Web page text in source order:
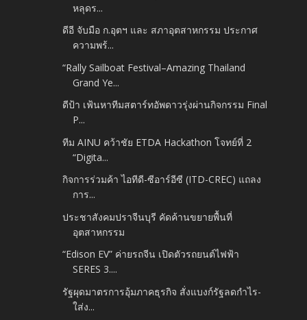
หลุดร...
ดีอี จับมือ ก.อุตฯ และ สภาอุตสาหกรรม ประกาศ
ความพร้...
“Rally Sailboat Festival–Amazing Thailand
Grand Ye...
ดีป้า เฟ้นหาทีมสตาร์ทอัพดาวรุ่งผ่านกิจกรรม Final
P...
ทีม AINU คว้าชัย ETDA Hackathon โจทย์ที่ 2
“Digita...
กิจการร่วมค้า ไอทีดี-ซีอาร์อีซี (ITD-CREC) แถลง
การ...
ประชาสังคมปราจีนบุรี คัดค้านขยายพื้นที่
อุตสาหกรรม
“Edison EV” ค่ายรถจีน เปิดตัวรถยนต์ไฟฟ้า
SERES 3.​...
รัฐผุดมาตรการอุ้มภาคธุรกิจ สั่งแบงก์รัฐลดกำไร-
ใส่ง...